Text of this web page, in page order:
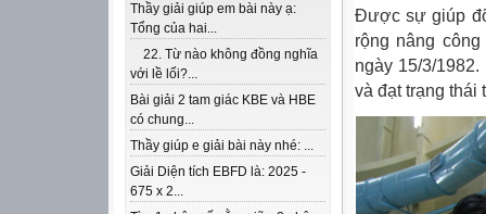
Thầy giải giúp em bài này ạ:
Tổng của hai...
22. Từ nào không đồng nghĩa
với lề lối?...
Bài giải 2 tam giác KBE và HBE
có chung...
Thầy giúp e giải bài này nhé: ...
Giải Diện tích EBFD là: 2025 -
675 x 2...
Được sự giúp
rộng nâng
ngày 15/3/
và đạt trạng thái